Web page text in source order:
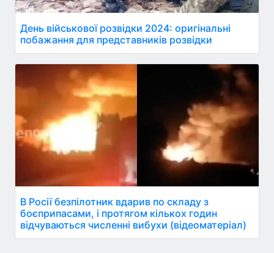
День військової розвідки 2024: оригінальні
побажання для представників розвідки
В Росії безпілотник вдарив по складу з
боєприпасами, і протягом кількох годин
відчуваються численні вибухи (відеоматеріал)